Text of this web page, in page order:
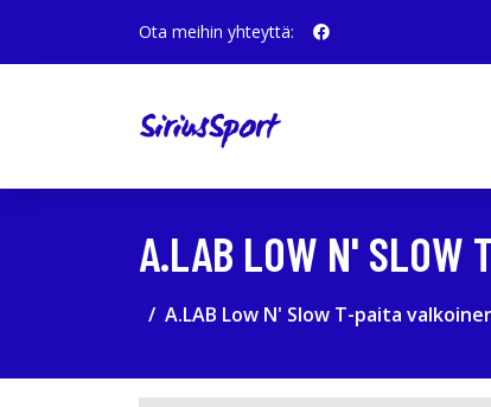
Ota meihin yhteyttä:
A.LAB LOW N' SLOW
A.LAB Low N' Slow T-paita